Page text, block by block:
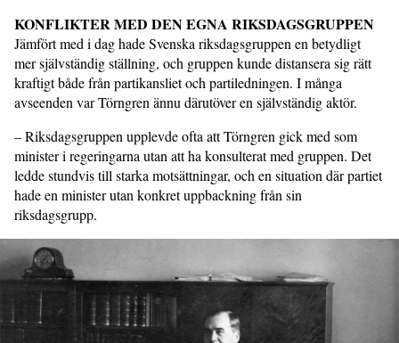
KONFLIKTER MED DEN EGNA RIKSDAGSGRUPPEN
Jämfört med i dag hade Svenska riksdagsgruppen en betydligt
mer självständig ställning, och gruppen kunde distansera sig rätt
kraftigt både från partikansliet och partiledningen. I många
avseenden var Törngren ännu därutöver en självständig aktör.
– Riksdagsgruppen upplevde ofta att Törngren gick med som
minister i regeringarna utan att ha konsulterat med gruppen. Det
ledde stundvis till starka motsättningar, och en situation där partiet
hade en minister utan konkret uppbackning från sin
riksdagsgrupp.